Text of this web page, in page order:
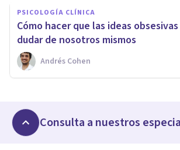
PSICOLOGÍA CLÍNICA
Cómo hacer que las ideas
dudar de nosotros mismos
Andrés Cohen
Consulta a nuestros